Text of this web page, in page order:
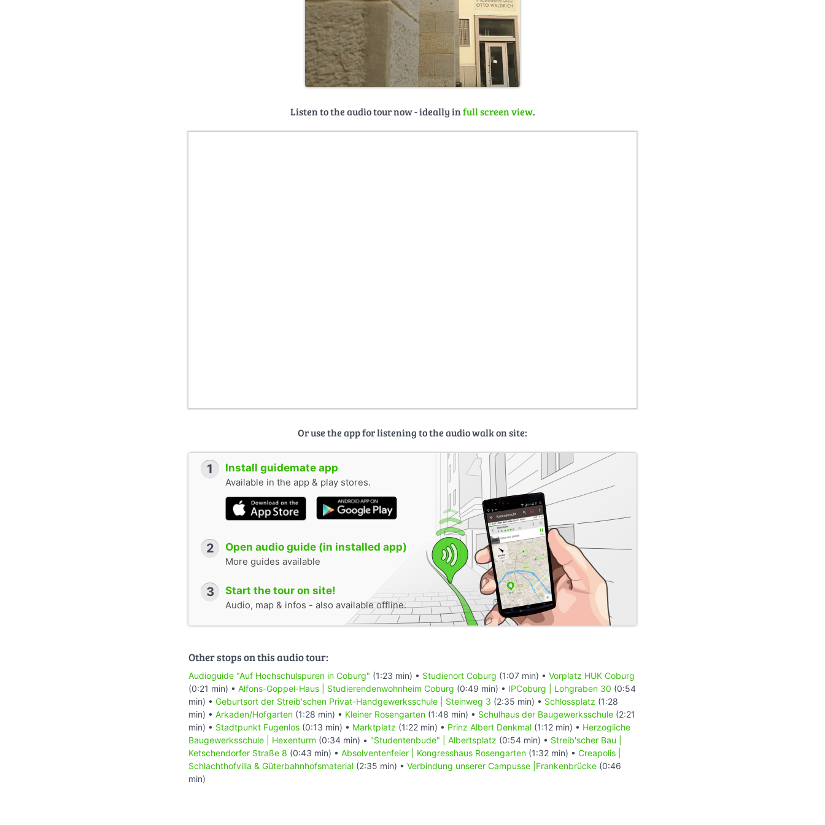
Listen to the audio tour now - ideally infull screen view.
Or use the app for listening to the audio walk on site:
1 Install guidemate app
Available in the app & play stores.
2 Open audio guide (in installed app)
More guides available
3 Start the tour on site!
Audio, map & infos - also available offline.
Other stops on this audio tour:
Audioguide "Auf Hochschulspuren in Coburg" (1:23 min) • Studienort Coburg (1:07 min) • Vorplatz HUK Coburg
(0:21 min) • Alfons-Goppel-Haus | Studierendenwohnheim Coburg (0:49 min) • IPCoburg | Lohgraben 30 (0:54
min) • Geburtsort der Streib'schen Privat-Handgewerksschule | Steinweg 3 (2:35 min) • Schlossplatz (1:28
min) • Arkaden/Hofgarten (1:28 min) • Kleiner Rosengarten (1:48 min) • Schulhaus der Baugewerksschule (2:21
min) • Stadtpunkt Fugenlos (0:13 min) • Marktplatz (1:22 min) • Prinz Albert Denkmal (1:12 min) • Herzogliche
Baugewerksschule | Hexenturm (0:34 min) • "Studentenbude" | Albertsplatz (0:54 min) • Streib'scher Bau |
Ketschendorfer Straße 8 (0:43 min) • Absolventenfeier | Kongresshaus Rosengarten (1:32 min) • Creapolis |
Schlachthofvilla & Güterbahnhofsmaterial (2:35 min) • Verbindung unserer Campusse |Frankenbrücke (0:46
min)